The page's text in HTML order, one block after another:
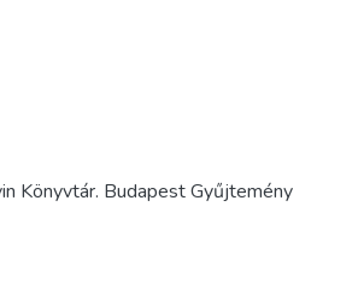
Könyvtár. Budapest Gyűjtemény